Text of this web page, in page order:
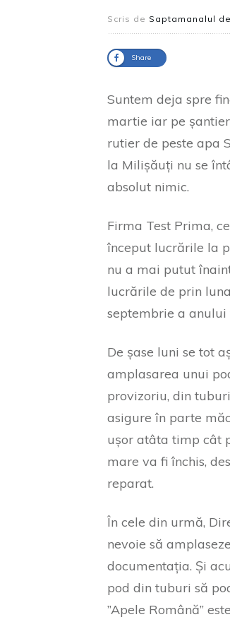
Scris de Saptamanalul
Share
Suntem deja spre
martie iar pe
rutier de peste apa
la Milișăuți nu se
absolut nimic.
Firma Test Prima,
început lucrările la
nu a mai putut
lucrările de prin luna
septembrie a anului
De șase luni se tot
amplasarea unui
provizoriu, din
asigure în parte
ușor atâta timp cât
mare va fi închis,
reparat.
În cele din urmă,
nevoie să
documentația. Și
pod din tuburi să
”Apele Română”